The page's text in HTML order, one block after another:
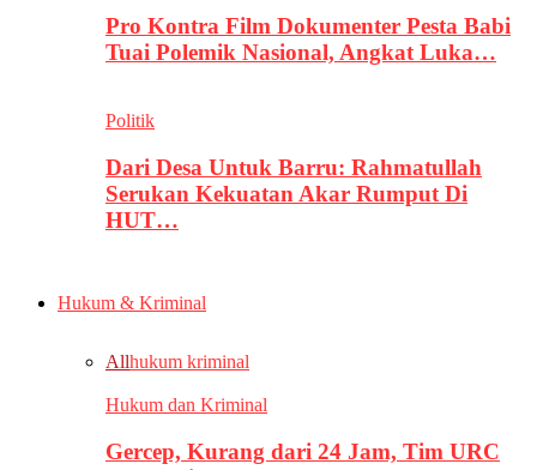
Pro Kontra Film Dokumenter Pesta Babi
Tuai Polemik Nasional, Angkat Luka…
Politik
Dari Desa Untuk Barru: Rahmatullah
Serukan Kekuatan Akar Rumput Di
HUT…
Hukum & Kriminal
Allhukum kriminal
Hukum dan Kriminal
Gercep, Kurang dari 24 Jam, Tim URC